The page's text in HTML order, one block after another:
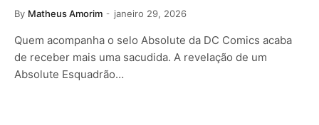
By Matheus Amorim janeiro 29, 2026
Quem acompanha o selo Absolute da DC Comics acaba
de receber mais uma sacudida. A revelação de um
Absolute Esquadrão…